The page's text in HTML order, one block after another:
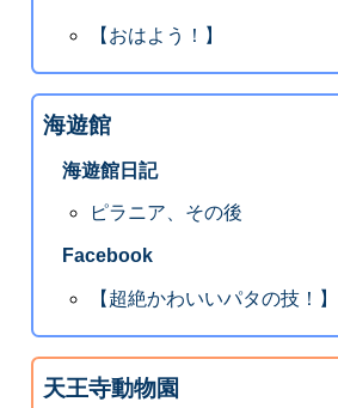
【おはよう！】
海遊館
海遊館日記
ピラニア、その後
Facebook
【超絶かわいいパタの技！】
天王寺動物園